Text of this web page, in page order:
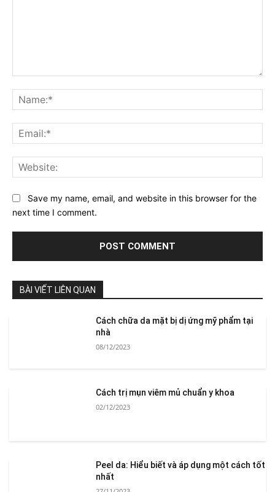
Save my name, email, and website in this browser for the
next time I comment.
BÀI VIẾT LIÊN QUAN
Cách chữa da mặt bị dị ứng mỹ phẩm tại
nhà
08/12/2023
Cách trị mụn viêm mủ chuẩn y khoa
02/12/2023
Peel da: Hiểu biết và áp dụng một cách tốt
nhất